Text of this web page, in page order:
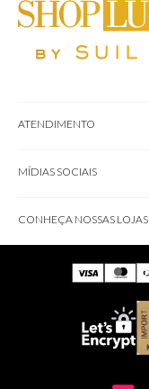
ATENDIMENTO
MÍDIAS SOCIAIS
CONHEÇA NOSSAS LOJAS